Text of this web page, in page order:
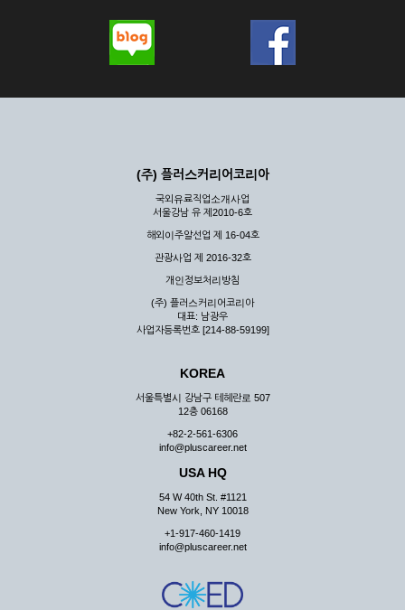
(주) 플러스커리어코리아
국외유료직업소개사업
서울강남 유 제2010-6호
해외이주알선업 제 16-04호
관광사업 제 2016-32호
개인정보처리방침
(주) 플러스커리어코리아
대표: 남광우
사업자등록번호 [214-88-59199]
KOREA
서울특별시 강남구 테헤란로 507
12층 06168
+82-2-561-6306
info@pluscareer.net
USA HQ
54 W 40th St. #1121
New York, NY 10018
+1-917-460-1419
info@pluscareer.net